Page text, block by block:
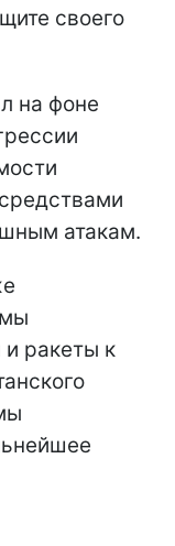
своего
на фоне
атакам.
ракеты к